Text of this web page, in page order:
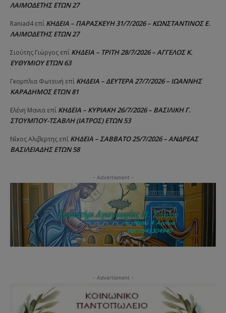
ΛΑΙΜΟΔΕΤΗΣ ΕΤΩΝ 27
Raniad4 επί ΚΗΔΕΙΑ – ΠΑΡΑΣΚΕΥΗ 31/7/2026 – ΚΩΝΣΤΑΝΤΙΝΟΣ Ε.
ΛΑΙΜΟΔΕΤΗΣ ΕΤΩΝ 27
Σιούτης Γιώργος επί ΚΗΔΕΙΑ – ΤΡΙΤΗ 28/7/2026 – ΑΓΓΕΛΟΣ Κ.
ΕΥΘΥΜΙΟΥ ΕΤΩΝ 63
Γκομπλια Φωτεινή επί ΚΗΔΕΙΑ – ΔΕΥΤΕΡΑ 27/7/2026 – ΙΩΑΝΝΗΣ
ΚΑΡΑΔΗΜΟΣ ΕΤΩΝ 81
Ελένη Μανια επί ΚΗΔΕΙΑ – ΚΥΡΙΑΚΗ 26/7/2026 – ΒΑΣΙΛΙΚΗ Γ.
ΣΤΟΥΜΠΟΥ-ΤΣΑΒΛΗ (ΙΑΤΡΟΣ) ΕΤΩΝ 53
Νίκος Αλιβερτης επί ΚΗΔΕΙΑ – ΣΑΒΒΑΤΟ 25/7/2026 – ΑΝΔΡΕΑΣ
ΒΑΣΙΛΕΙΑΔΗΣ ΕΤΩΝ 58
- Advertisment -
- Advertisment -